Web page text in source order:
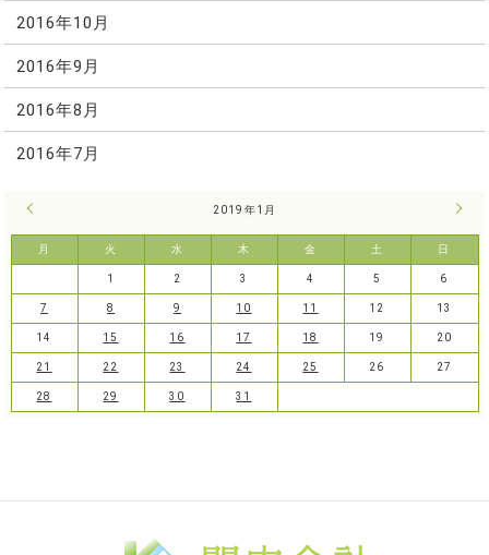
2016年10月
2016年9月
2016年8月
2016年7月
2019年1月
月 火 水 木 金 土 日
2月
1 2 3 4 5 6
7 8 9 10 11 12 13
14 15 16 17 18 19 20
21 22 23 24 25 26 27
28 29 30 31